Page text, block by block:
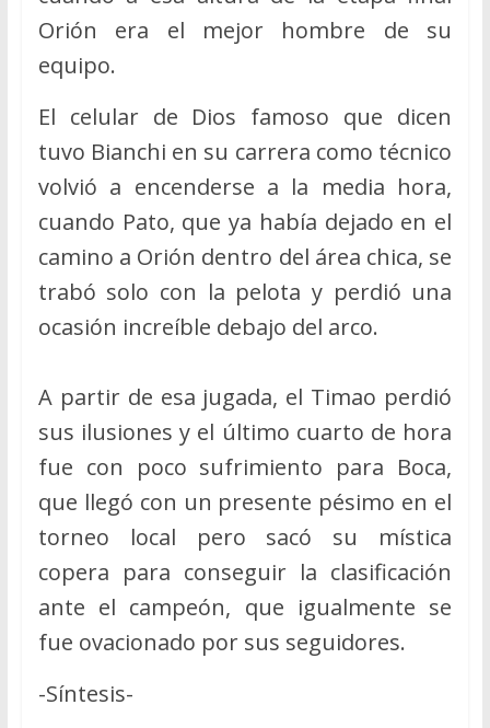
Orión era el mejor hombre de su
equipo.
El celular de Dios famoso que dicen
tuvo Bianchi en su carrera como técnico
volvió a encenderse a la media hora,
cuando Pato, que ya había dejado en el
camino a Orión dentro del área chica, se
trabó solo con la pelota y perdió una
ocasión increíble debajo del arco.
A partir de esa jugada, el Timao perdió
sus ilusiones y el último cuarto de hora
fue con poco sufrimiento para Boca,
que llegó con un presente pésimo en el
torneo local pero sacó su mística
copera para conseguir la clasificación
ante el campeón, que igualmente se
fue ovacionado por sus seguidores.
-Síntesis-